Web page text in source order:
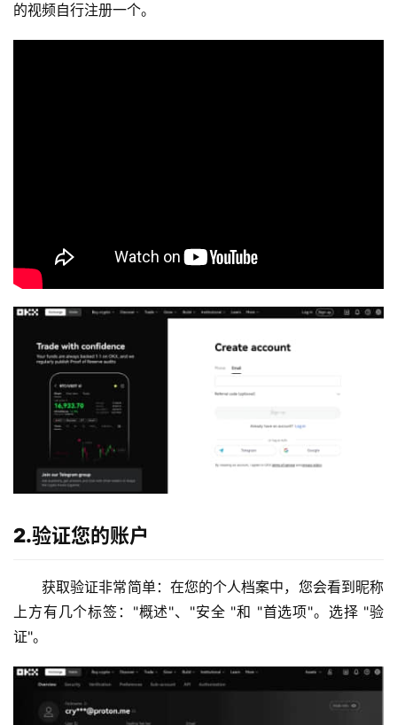
的视频自行注册一个。
2.验证您的账户
获取验证非常简单：在您的个人档案中，您会看到昵称
上方有几个标签："概述"、"安全 "和 "首选项"。选择 "验
证"。